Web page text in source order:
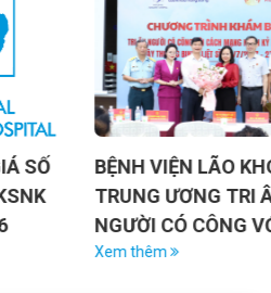
YÊU CẦU BÁO GIÁ SỐ
1167/BVLKTW-KSNK
NGÀY 28/7/2026
Xem thêm